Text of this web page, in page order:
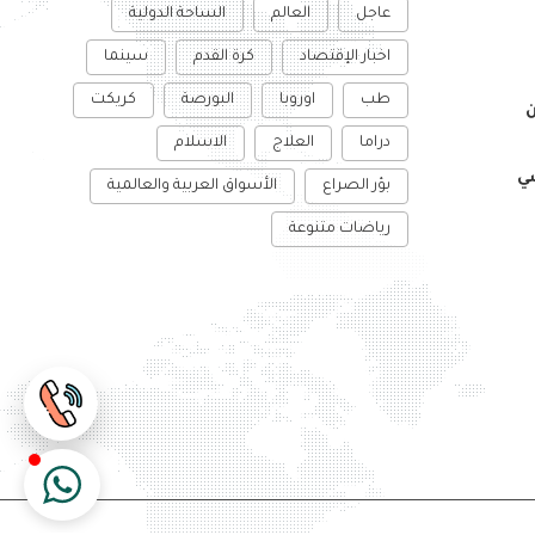
عاجل العالم الساحة الدولية
اخبار الإقتصاد كرة القدم سينما
طب اوروبا البورصة كريكت
دراما العلاج الاسلام
بؤر الصراع الأسواق العربية والعالمية
رياضات متنوعة